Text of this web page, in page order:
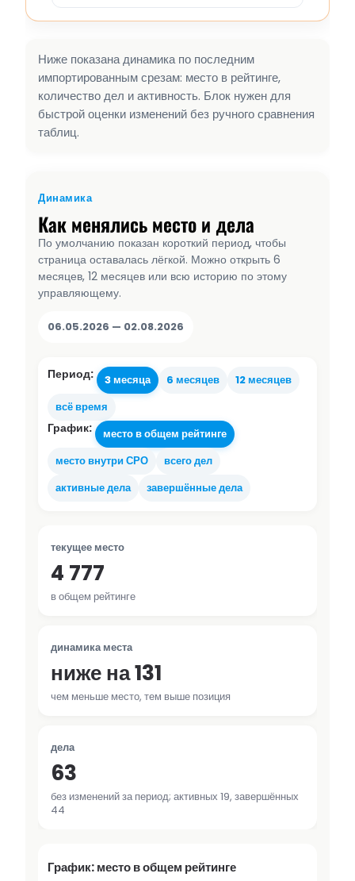
Ниже показана динамика по последним
импортированным срезам: место в рейтинге,
количество дел и активность. Блок нужен для
быстрой оценки изменений без ручного сравнения
таблиц.
Динамика
Как менялись место и дела
По умолчанию показан короткий период, чтобы
страница оставалась лёгкой. Можно открыть 6
месяцев, 12 месяцев или всю историю по этому
управляющему.
06.05.2026 — 02.08.2026
Период: 3 месяца 6 месяцев
12 месяцев
всё время
График:
место в общем рейтинге
место внутри СРО
всего дел
активные дела
завершённые дела
текущее место
4 777
в общем рейтинге
динамика места
ниже на 131
чем меньше место, тем выше позиция
дела
63
без изменений за период; активных 19, завершённых
44
График: место в общем рейтинге